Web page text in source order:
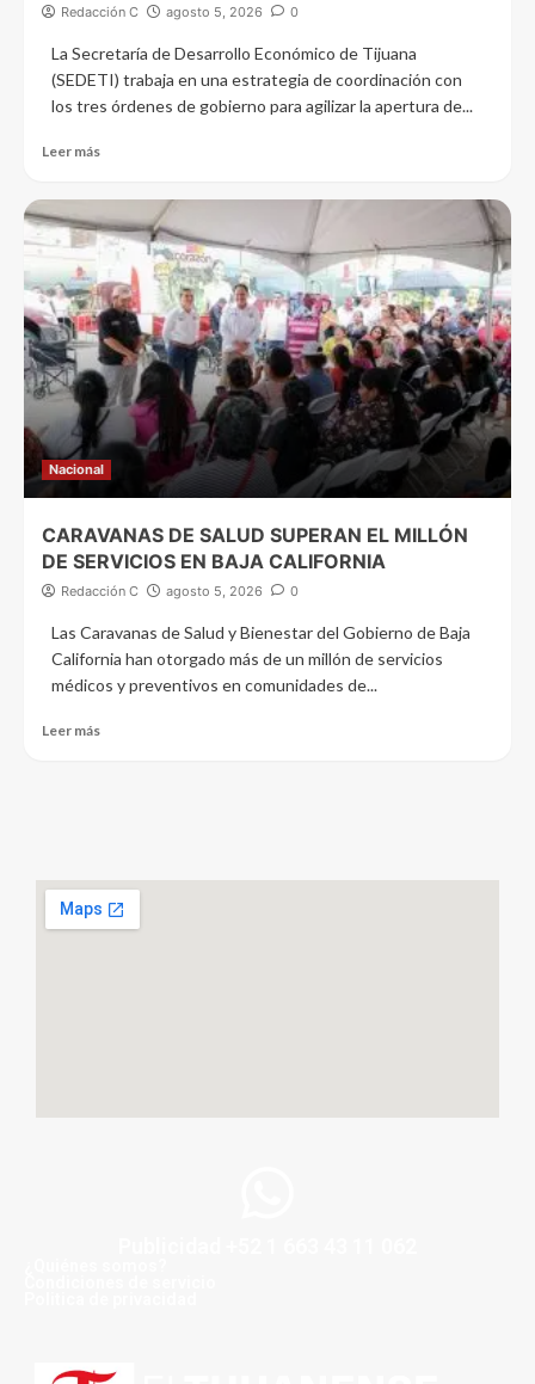
Redacción C agosto 5, 2026 0
La Secretaría de Desarrollo Económico de Tijuana
(SEDETI) trabaja en una estrategia de coordinación con
los tres órdenes de gobierno para agilizar la apertura de...
Leer más
Nacional
CARAVANAS DE SALUD SUPERAN EL MILLÓN
DE SERVICIOS EN BAJA CALIFORNIA
Redacción C agosto 5, 2026 0
Las Caravanas de Salud y Bienestar del Gobierno de Baja
California han otorgado más de un millón de servicios
médicos y preventivos en comunidades de...
Leer más